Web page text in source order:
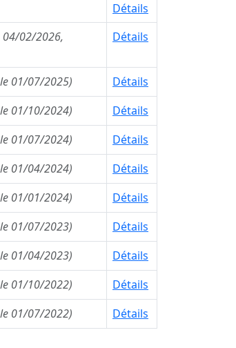
Détails
04/02/2026,
Détails
01/07/2025)
Détails
01/10/2024)
Détails
01/07/2024)
Détails
01/04/2024)
Détails
01/01/2024)
Détails
01/07/2023)
Détails
01/04/2023)
Détails
01/10/2022)
Détails
01/07/2022) Détails